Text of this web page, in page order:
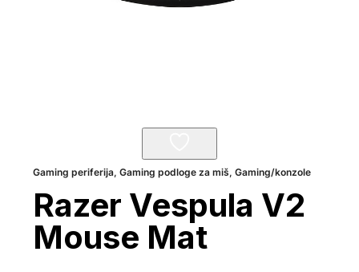
Gaming periferija,Gaming podloge za miš,Gaming/konzole
Razer Vespula V2
Mouse Mat